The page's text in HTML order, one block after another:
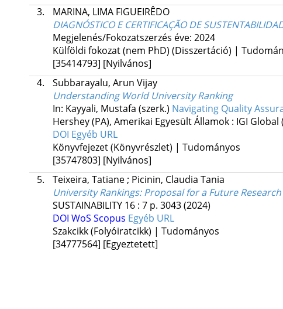
3.
MARINA, LIMA FIGUEIRÊDO
DIAGNÓSTICO E CERTIFICAÇÃO DE
Megjelenés/Fokozatszerzés éve: 2024
Külföldi fokozat (nem PhD) (Disszertáció) |
[35414793] [Nyilvános]
4.
Subbarayalu, Arun Vijay
Understanding World University Ranking
In: Kayyali, Mustafa (szerk.) Navigating Quality
Hershey (PA), Amerikai Egyesült Államok : IGI Global
DOI Egyéb URL
Könyvfejezet (Könyvrészlet) | Tudományos
[35747803] [Nyilvános]
5.
Teixeira, Tatiane; Picinin, Claudia Tania
University Rankings: Proposal for a Future
SUSTAINABILITY 16: 7 p. 3043(2024)
DOI WoS Scopus Egyéb URL
Szakcikk (Folyóiratcikk) | Tudományos
[34777564] [Egyeztetett]